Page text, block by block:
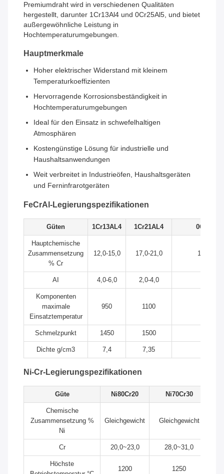
Premiumdraht wird in verschiedenen Qualitäten
hergestellt, darunter 1Cr13Al4 und 0Cr25Al5, und bietet
außergewöhnliche Leistung in
Hochtemperaturumgebungen.
Hauptmerkmale
Hoher elektrischer Widerstand mit kleinem
Temperaturkoeffizienten
Hervorragende Korrosionsbeständigkeit in
Hochtemperaturumgebungen
Ideal für den Einsatz in schwefelhaltigen
Atmosphären
Kostengünstige Lösung für industrielle und
Haushaltsanwendungen
Weit verbreitet in Industrieöfen, Haushaltsgeräten
und Ferninfrarotgeräten
FeCrAl-Legierungspezifikationen
Güten 1Cr13AL4 1Cr21AL4
Hauptchemische
Zusammensetzung
% Cr
12,0-15,0 17,0-21,0 19,0-22,0
AI 4,0-6,0 2,0-4,0
Komponenten
maximale
Einsatztemperatur
950 1100
Schmelzpunkt 1450 1500
Dichte g/cm3 7,4 7,35
Ni-Cr-Legierungspezifikationen
Güte Ni80Cr20 Ni70Cr30
Chemische
Zusammensetzung %
Ni
Gleichgewicht Gleichgewicht
Cr 20,0~23,0 28,0~31,0
Höchste
1200 1250